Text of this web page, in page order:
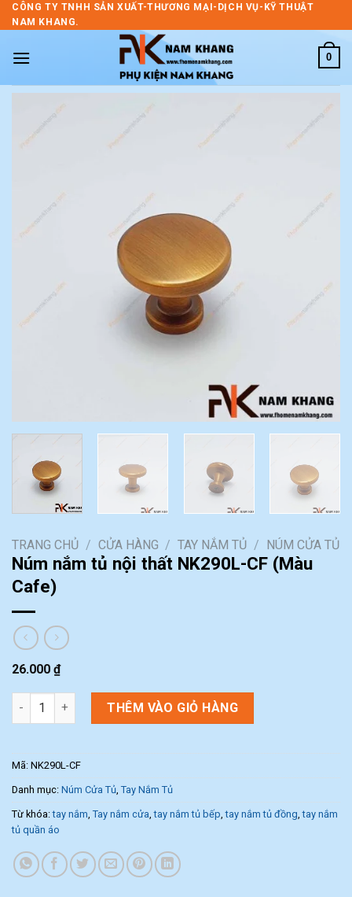
Skip
to
CÔNG TY TNHH SẢN XUẤT-THƯƠNG MẠI-DỊCH VỤ-KỸ THUẬT
NAM KHANG.
0
TRANG CHỦ / CỬA HÀNG / TAY NẮM TỦ / NÚM CỬA TỦ
Núm nắm tủ nội thất NK290L-CF (Màu
Cafe)
26.000 ₫
Núm nắm tủ nội thất NK290L-CF (Màu Cafe) số lượng
THÊM VÀO GIỎ HÀNG
Mã: NK290L-CF
Danh mục: Núm Cửa Tủ Tay Nắm Tủ
Từ khóa:tay nắm Tay nắm cửa ,tay nắm tủ bếp ,tay nắm tủ đồng ,tay nắm
tủ quần áo